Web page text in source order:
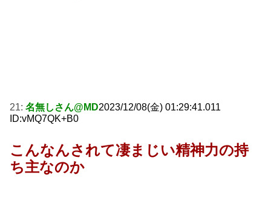
21: 名無しさん@MD2023/12/08(金) 01:29:41.011
ID:vMQ7QK+B0
こんなんされて凄まじい精神力の持
ち主なのか